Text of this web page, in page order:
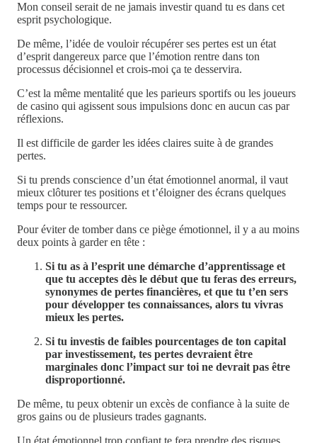
Mon conseil serait de ne jamais investir quand tu es dans cet
esprit psychologique.
De même, l’idée de vouloir récupérer ses pertes est un état
d’esprit dangereux parce que l’émotion rentre dans ton
processus décisionnel et crois-moi ça te desservira.
C’est la même mentalité que les parieurs sportifs ou les joueurs
de casino qui agissent sous impulsions donc en aucun cas par
réflexions.
Il est difficile de garder les idées claires suite à de grandes
pertes.
Si tu prends conscience d’un état émotionnel anormal, il vaut
mieux clôturer tes positions et t’éloigner des écrans quelques
temps pour te ressourcer.
Pour éviter de tomber dans ce piège émotionnel, il y a au moins
deux points à garder en tête :
Si tu as à l’esprit une démarche d’apprentissage et
que tu acceptes dès le début que tu feras des erreurs,
synonymes de pertes financières, et que tu t’en sers
pour développer tes connaissances, alors tu vivras
mieux les pertes.
Si tu investis de faibles pourcentages de ton capital
par investissement, tes pertes devraient être
marginales donc l’impact sur toi ne devrait pas être
disproportionné.
De même, tu peux obtenir un excès de confiance à la suite de
gros gains ou de plusieurs trades gagnants.